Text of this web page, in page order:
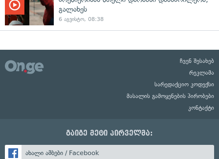
გალახეს
6 აგვისტო, 08:38
ჩვენ შესახებ
რეკლამა
სარედაქციო კოდექსი
მასალის გამოყენების პირობები
კონტაქტი
გაიგე მეტი პირველმა:
ახალი ამბები / Facebook